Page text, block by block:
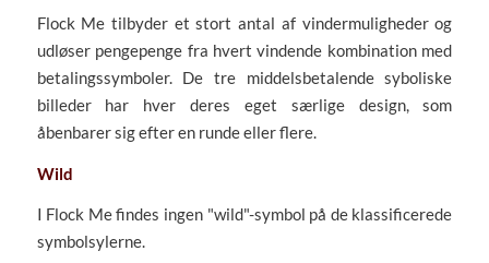
Flock Me tilbyder et stort antal af vindermuligheder og
udløser pengepenge fra hvert vindende kombination med
betalingssymboler. De tre middelsbetalende syboliske
billeder har hver deres eget særlige design, som
åbenbarer sig efter en runde eller flere.
Wild
I Flock Me findes ingen "wild"-symbol på de klassificerede
symbolsylerne.